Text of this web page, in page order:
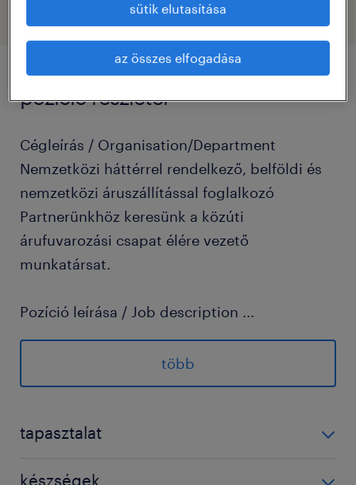
pozíció részletei
Cégleírás / Organisation/Department
Nemzetközi háttérrel rendelkező, belföldi és
nemzetközi áruszállítással foglalkozó
Partnerünkhöz keresünk a közúti
árufuvarozási csapat élére vezető
munkatársat.
Pozíció leírása / Job description ...
Az ágazathoz tartozó nemzetközi és
belföldi közúti fuvarok folyamatos
szervezése és lebonyolítása
problémák kezelése
Fuvarszervezéshez kapcsolódó
több
tapasztalat
készségek
sütik elutasítása
az összes elfogadása